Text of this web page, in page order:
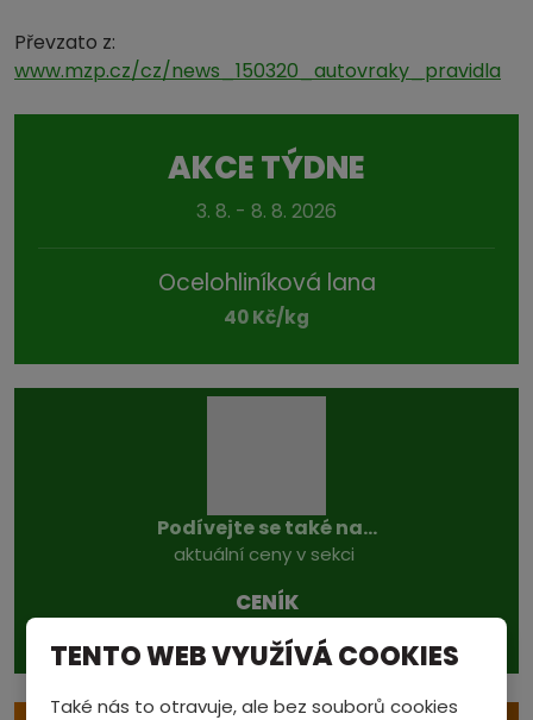
Převzato z:
www.mzp.cz/cz/news_150320_autovraky_pravidla
AKCE TÝDNE
3. 8. - 8. 8. 2026
Ocelohliníková lana
40 Kč/kg
Podívejte se také na...
aktuální ceny v sekci
CENÍK
TENTO WEB VYUŽÍVÁ COOKIES
Také nás to otravuje, ale bez souborů cookies